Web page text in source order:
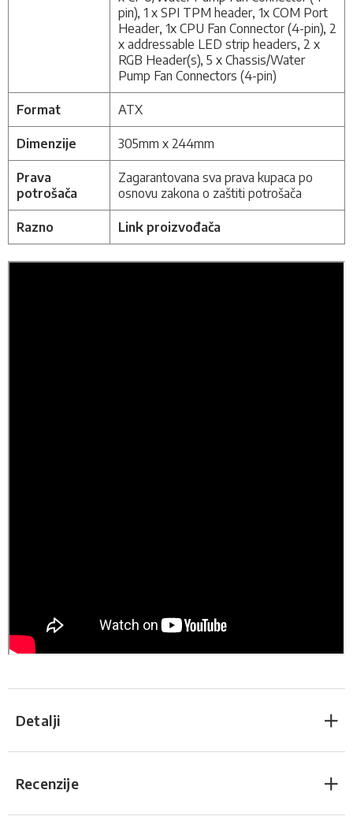
pin), 1 x SPI TPM header, 1x COM Port
Header, 1x CPU Fan Connector (4-pin), 2
x addressable LED strip headers, 2 x
RGB Header(s), 5 x Chassis/Water
Pump Fan Connectors (4-pin)
Format ATX
Dimenzije 305mm x 244mm
Prava
potrošača
Zagarantovana sva prava kupaca po
osnovu zakona o zaštiti potrošača
Razno Link proizvođača
Detalji
Recenzije